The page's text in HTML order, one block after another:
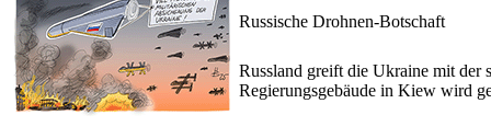
Russische Drohnen-Botschaft
Russland greift die Ukraine mit der
Regierungsgebäude in Kiew wird